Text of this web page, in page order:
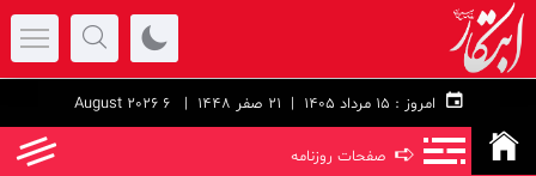
امروز : 21 صفر 1448 | 6 August 2026
➪ صفحات روزنامه